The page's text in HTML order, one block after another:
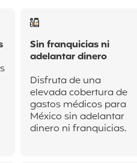
Sin franquicias ni
adelantar dinero
Disfruta de una
elevada cobertura de
gastos médicos para
México sin adelantar
dinero ni franquicias.